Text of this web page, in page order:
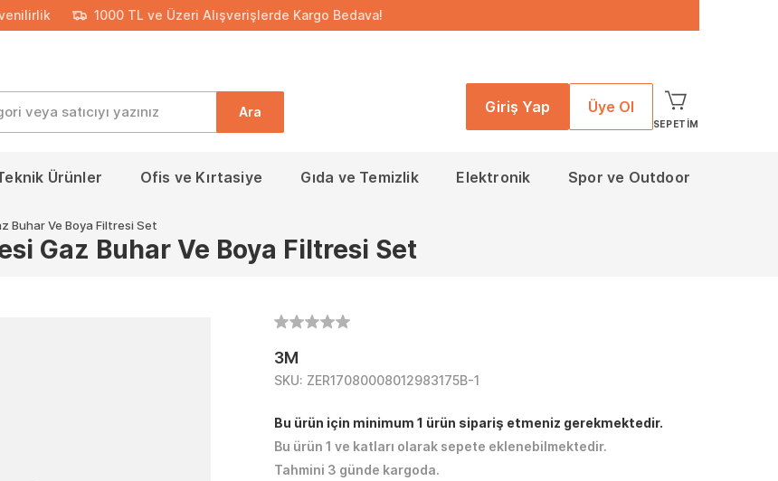
1000 TL ve Üzeri Alışverişlerde Kargo Bedava!
Ara Giriş Yap Üye Ol
SEPETIM
Ürünler Ofis ve Kırtasiye Gıda ve Temizlik Elektronik Spor ve Outdoor
Buhar Ve Boya Filtresi Set
Gaz Buhar Ve Boya Filtresi Set
3M
SKU: ZER17080008012983175B-1
Bu ürün için minimum 1 ürün sipariş etmeniz gerekmektedir.
Bu ürün 1 ve katları olarak sepete eklenebilmektedir.
Tahmini 3 günde kargoda.